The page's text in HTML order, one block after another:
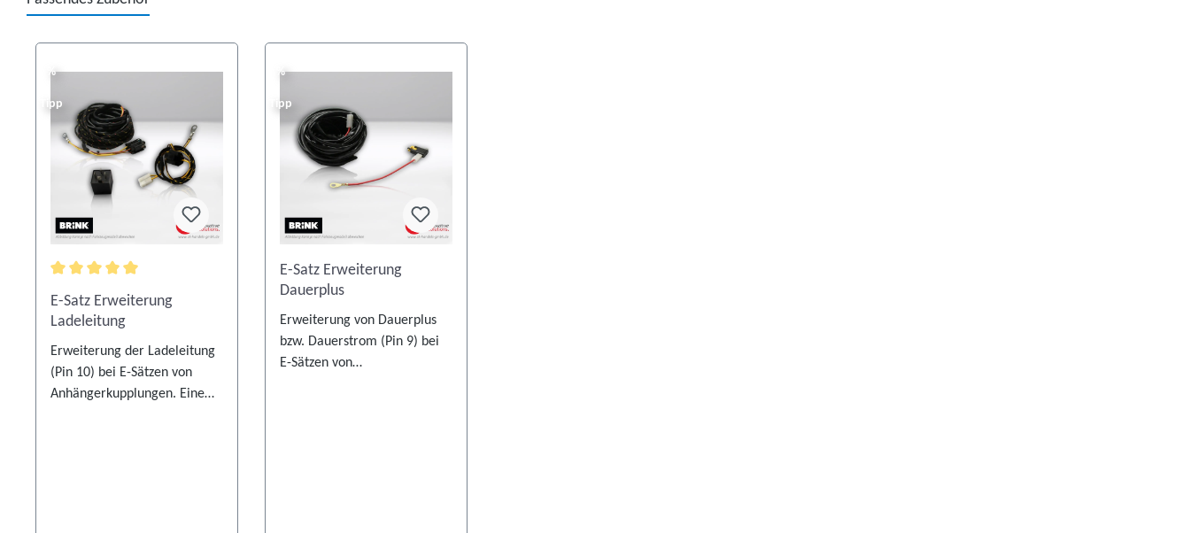
Produktgalerie überspringen
%
%
Tipp
Durchschnittliche Bewertung von 5 von 5 Sternen
E-Satz Erweiterung
Ladeleitung
Erweiterung der Ladeleitung
(Pin 10) bei E-Sätzen von
Anhängerkupplungen. Eine
%
%
Tipp
E-Satz Erweiterung
Dauerplus
Erweiterung von Dauerplus
bzw. Dauerstrom (Pin 9) bei
E-Sätzen von